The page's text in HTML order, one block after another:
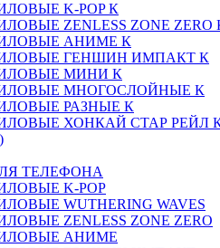
K-POP К
ZENLESS ZONE ZERO
АНИМЕ К
ГЕНШИН ИМПАКТ К
МИНИ К
МНОГОСЛОЙНЫЕ К
РАЗНЫЕ К
ХОНКАЙ СТАР РЕЙЛ
ТЕЛЕФОНА
K-POP
WUTHERING WAVES
ZENLESS ZONE ZERO
АНИМЕ